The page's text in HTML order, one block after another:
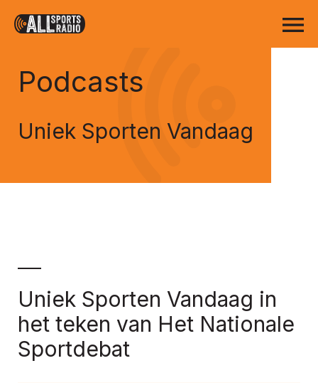
Podcasts
Uniek Sporten Vandaag
Uniek Sporten Vandaag in
het teken van Het Nationale
Sportdebat